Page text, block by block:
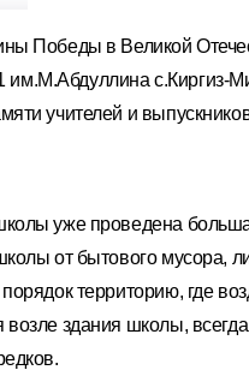
Победы в Великой
с.Киргиз-
учителей и
уже проведена
от бытового мусора,
территорию, где
возле здания школы,